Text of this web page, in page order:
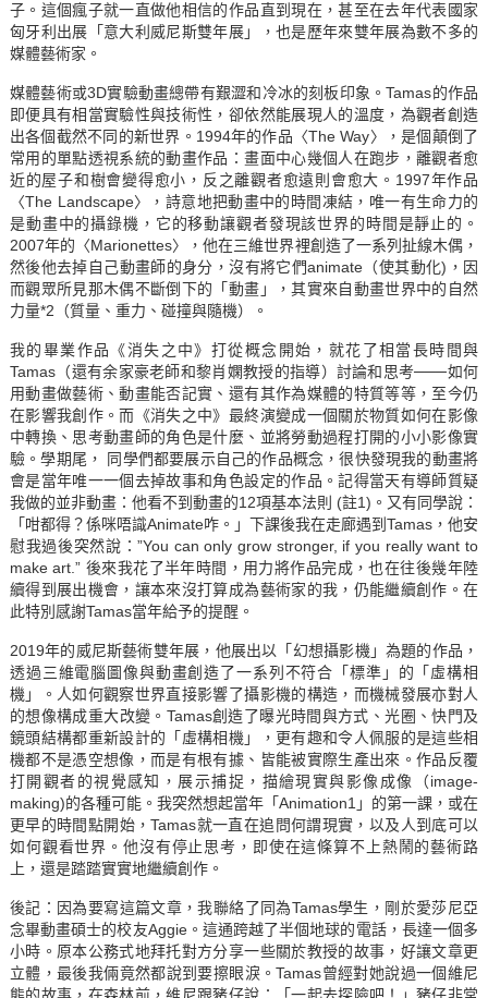
子。這個瘋子就一直做他相信的作品直到現在，甚至在去年代表國家
匈牙利出展「意大利威尼斯雙年展」，也是歷年來雙年展為數不多的
媒體藝術家。
媒體藝術或3D實驗動畫總帶有艱澀和冷冰的刻板印象。Tamas的作品
即便具有相當實驗性與技術性，卻依然能展現人的溫度，為觀者創造
出各個截然不同的新世界。1994年的作品〈The Way〉，是個顛倒了
常用的單點透視系統的動畫作品：畫面中心幾個人在跑步，離觀者愈
近的屋子和樹會變得愈小，反之離觀者愈遠則會愈大。1997年作品
〈The Landscape〉，詩意地把動畫中的時間凍結，唯一有生命力的
是動畫中的攝錄機，它的移動讓觀者發現該世界的時間是靜止的。
2007年的〈Marionettes〉，他在三維世界裡創造了一系列扯線木偶，
然後他去掉自己動畫師的身分，沒有將它們animate（使其動化)，因
而觀眾所見那木偶不斷倒下的「動畫」，其實來自動畫世界中的自然
力量*2（質量、重力、碰撞與隨機）。
我的畢業作品《消失之中》打從概念開始，就花了相當長時間與
Tamas（還有余家豪老師和黎肖嫻教授的指導）討論和思考───如何
用動畫做藝術、動畫能否記實、還有其作為媒體的特質等等，至今仍
在影響我創作。而《消失之中》最終演變成一個關於物質如何在影像
中轉換、思考動畫師的角色是什麼、並將勞動過程打開的小小影像實
驗。學期尾， 同學們都要展示自己的作品概念，很快發現我的動畫將
會是當年唯一一個去掉故事和角色設定的作品。記得當天有導師質疑
我做的並非動畫：他看不到動畫的12項基本法則 (註1)。又有同學說：
「咁都得？係咪唔識Animate咋。」下課後我在走廊遇到Tamas，他安
慰我過後突然說：”You can only grow stronger, if you really want to
make art.” 後來我花了半年時間，用力將作品完成，也在往後幾年陸
續得到展出機會，讓本來沒打算成為藝術家的我，仍能繼續創作。在
此特別感謝Tamas當年給予的提醒。
2019年的威尼斯藝術雙年展，他展出以「幻想攝影機」為題的作品，
透過三維電腦圖像與動畫創造了一系列不符合「標準」的「虛構相
機」。人如何觀察世界直接影響了攝影機的構造，而機械發展亦對人
的想像構成重大改變。Tamas創造了曝光時間與方式、光圈、快門及
鏡頭結構都重新設計的「虛構相機」，更有趣和令人佩服的是這些相
機都不是憑空想像，而是有根有據、皆能被實際生產出來。作品反覆
打開觀者的視覺感知，展示捕捉，描繪現實與影像成像（image-
making)的各種可能。我突然想起當年「Animation1」的第一課，或在
更早的時間點開始，Tamas就一直在追問何謂現實，以及人到底可以
如何觀看世界。他沒有停止思考，即使在這條算不上熱鬧的藝術路
上，還是踏踏實實地繼續創作。
後記：因為要寫這篇文章，我聯絡了同為Tamas學生，剛於愛莎尼亞
念畢動畫碩士的校友Aggie。這通跨越了半個地球的電話，長達一個多
小時。原本公務式地拜托對方分享一些關於教授的故事，好讓文章更
立體，最後我倆竟然都說到要擦眼淚。Tamas曾經對她說過一個維尼